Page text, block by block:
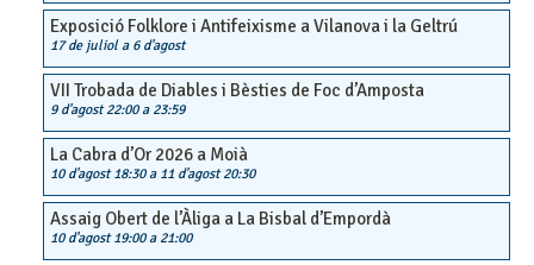
Exposició Folklore i Antifeixisme a Vilanova i la Geltrú
17 de juliola 6 d'agost
VII Trobada de Diables i Bèsties de Foc d’Amposta
9 d'agost 22:00a 23:59
La Cabra d’Or 2026 a Moià
10 d'agost 18:30a 11 d'agost 20:30
Assaig Obert de l’Àliga a La Bisbal d’Empordà
10 d'agost 19:00a 21:00